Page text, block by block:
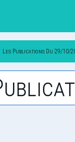
Les Publications Du 29/10/